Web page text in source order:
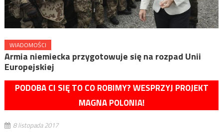
WIADOMOŚCI
Armia niemiecka przygotowuje się na rozpad Unii
Europejskiej
PODOBA CI SIĘ TO CO ROBIMY? WESPRZYJ PROJEKT
MAGNA POLONIA!
8 listopada 2017